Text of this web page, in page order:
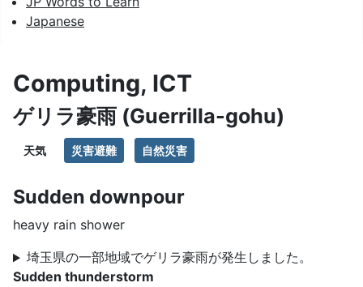
Japanese
Computing, ICT
ゲリラ豪雨 (Guerrilla-gohu)
天気 災害避難 自然災害
Sudden downpour
heavy rain shower
埼玉県の一部地域でゲリラ豪雨が発生しました。
Sudden thunderstorm